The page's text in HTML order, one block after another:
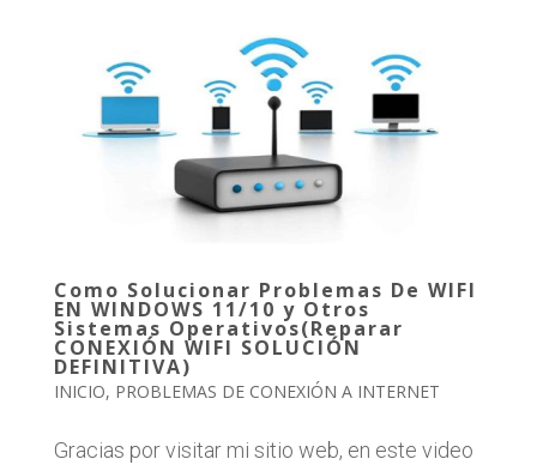
Como Solucionar Problemas De WIFI
EN WINDOWS 11/10 y Otros
Sistemas Operativos(Reparar
CONEXIÓN WIFI SOLUCIÓN
DEFINITIVA)
INICIO, PROBLEMAS DE CONEXIÓN A INTERNET
Gracias por visitar mi sitio web, en este video